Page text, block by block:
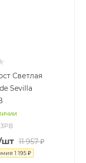
Светлая
Sevilla
11 957₽
1 195₽